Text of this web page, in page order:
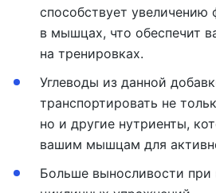
способствует увеличению
в мышцах, что обеспечит
на тренировках.
Углеводы из данной
транспортировать не
но и другие нутриенты,
вашим мышцам для
Больше выносливости при